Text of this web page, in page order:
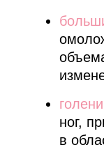
голени
ног,
в